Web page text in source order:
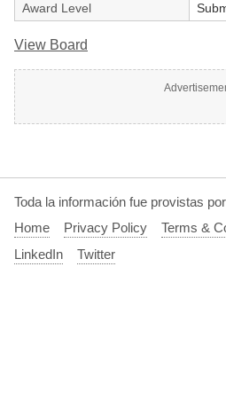
Award Level
View Board
Toda la información fue provistas
Home
Privacy Policy
Terms &
LinkedIn
Twitter